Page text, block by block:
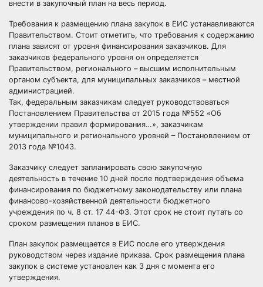
внести в закупочный план на весь период.
Требования к размещению плана закупок в ЕИС устанавливаются
Правительством. Стоит отметить, что требования к содержанию
плана зависят от уровня финансирования заказчиков. Для
заказчиков федерального уровня он определяется
Правительством, регионального – высшим исполнительным
органом субъекта, для муниципальных заказчиков – местной
администрацией.
Так, федеральным заказчикам следует руководствоваться
Постановлением Правительства от 2015 года №552 «Об
утверждении правил формирования…», заказчикам
муниципального и регионального уровней – Постановлением от
2013 года №1043.
Заказчику следует запланировать свою закупочную
деятельность в течение 10 дней после подтверждения объема
финансирования по бюджетному законодательству или плана
финансово-хозяйственной деятельности бюджетного
учреждения по ч. 8 ст. 17 44-ФЗ. Этот срок не стоит путать со
сроком размещения планов в ЕИС.
План закупок размещается в ЕИС после его утверждения
руководством через издание приказа. Срок размещения плана
закупок в системе установлен как 3 дня с момента его
утверждения.